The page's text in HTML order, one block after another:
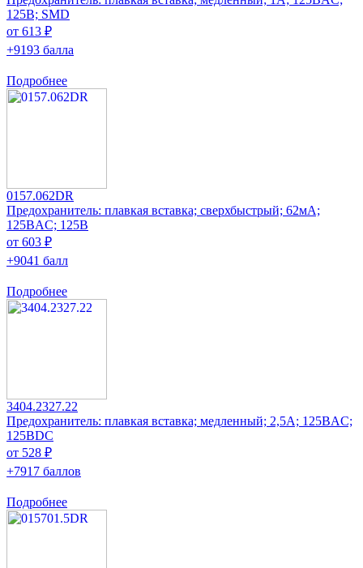
125В; SMD
от 613 ₽
+9193 балла
Подробнее
0157.062DR
Предохранитель: плавкая вставка; сверхбыстрый; 62мА;
125ВAC; 125В
от 603 ₽
+9041 балл
Подробнее
3404.2327.22
Предохранитель: плавкая вставка; медленный; 2,5А; 125ВAC;
125ВDC
от 528 ₽
+7917 баллов
Подробнее